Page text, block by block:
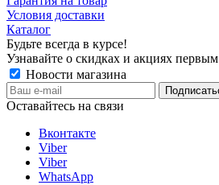
Условия доставки
Каталог
Будьте всегда в курсе!
Узнавайте о скидках и акциях первым
Новости магазина
Оставайтесь на связи
Вконтакте
Viber
Viber
WhatsApp